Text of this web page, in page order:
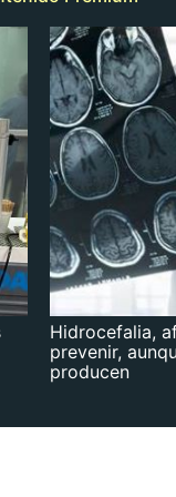
Hidrocefalia,
prevenir,
producen